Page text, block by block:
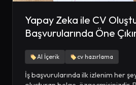
Yapay Zeka ile CV
Başvurularında Öne
AI İçerik cv hazırlama
İş başvurularında ilk izlenim her